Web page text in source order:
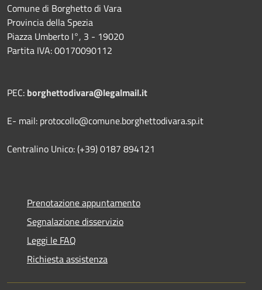
Comune di Borghetto di Vara
Provincia della Spezia
Piazza Umberto I°, 3 - 19020
Partita IVA: 00170090112
PEC: borghettodivara@legalmail.it
E- mail: protocollo@comune.borghettodivara.sp.it
Centralino Unico: (+39) 0187 894121
Prenotazione appuntamento
Segnalazione disservizio
Leggi le FAQ
Richiesta assistenza